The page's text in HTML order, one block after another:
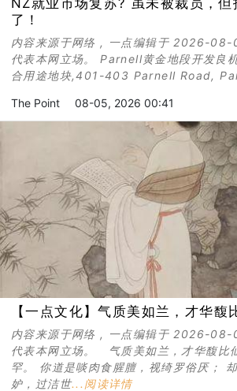
NZ就业市场复苏? 虽未被裁员，但
了！
内容来源于网络 , 一点编辑于 2026-08-
代表本网立场。 Parnell黄金地段开发
合用途地块,401-403 Parnell Road,
The Point 08-05, 2026 00:41
【一点文化】气质美如兰，才华馥
内容来源于网络 , 一点编辑于 2026-08-
代表本网立场。 气质美如兰，才华馥比
罕。 你道是啖肉食腥膻，视绮罗俗厌；
妒，过洁世...阅读详情